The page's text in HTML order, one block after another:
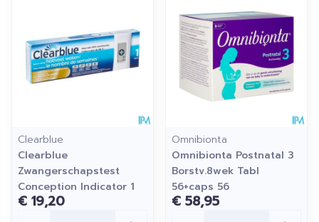
Clearblue
Clearblue
Zwangerschapstest
Conception Indicator 1
€ 19,20
Omnibionta
Omnibionta Postnatal 3
Borstv.8wek Tabl
56+caps 56
€ 58,95